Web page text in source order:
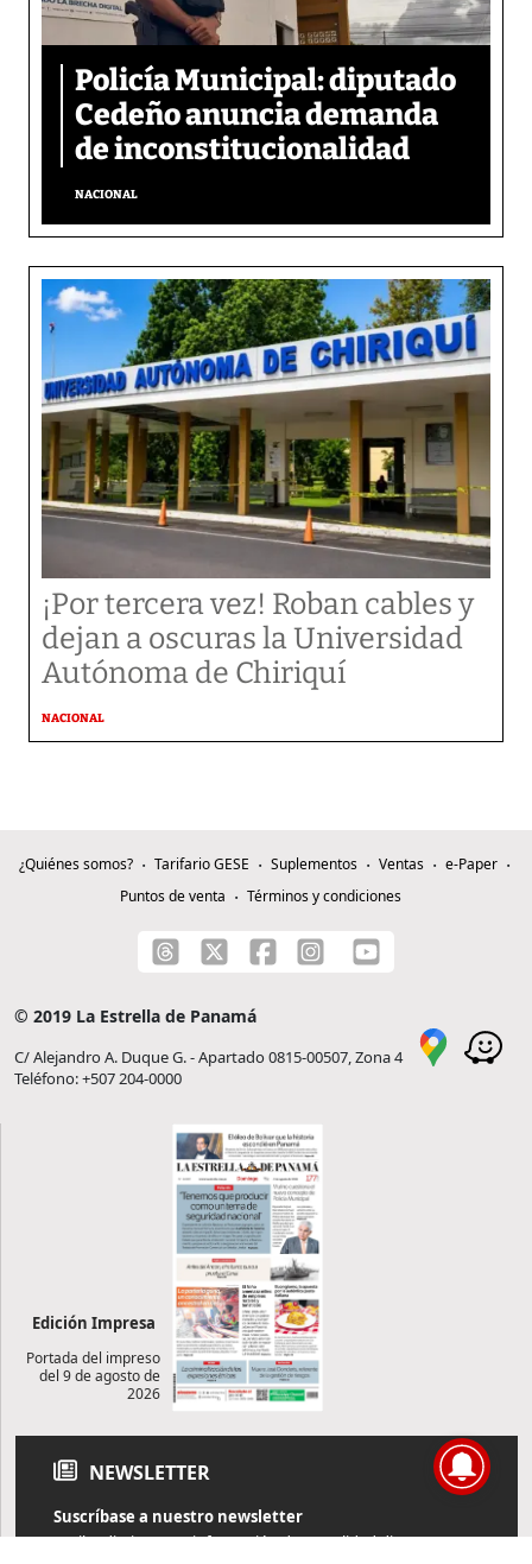
Policía Municipal: diputado
Cedeño anuncia demanda
de inconstitucionalidad
NACIONAL
¡Por tercera vez! Roban cables y
dejan a oscuras la Universidad
Autónoma de Chiriquí
NACIONAL
¿Quiénes somos? Tarifario GESE Suplementos Ventas
e-Paper
Puntos de venta
Términos y condiciones
© 2019 La Estrella de Panamá
C/ Alejandro A. Duque G. - Apartado 0815-00507, Zona 4
Teléfono: +507 204-0000
Edición Impresa
Portada del impreso
del 9 de agosto de
2026
NEWSLETTER
Suscríbase a nuestro newsletter
Reciba diariamente información de actualidad directamente en